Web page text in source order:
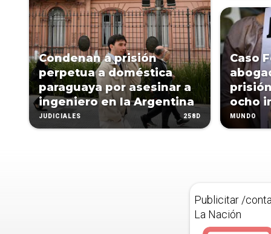
Condenan a prisión
perpetua a doméstica
paraguaya por asesinar a
ingeniero en la Argentina
JUDICIALES 258D
Caso
ocho
MUNDO
Publicitar /
La Nación